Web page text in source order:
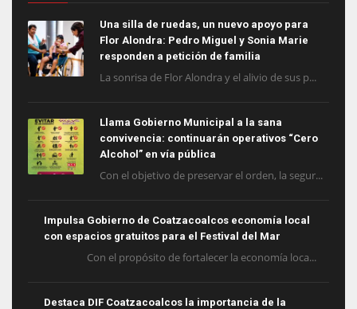
Una silla de ruedas, un nuevo apoyo para
Flor Alondra: Pedro Miguel y Sonia Marie
responden a petición de familia
La sonrisa de Flor Alondra y el alivio de sus p...
Llama Gobierno Municipal a la sana
convivencia: continuarán operativos “Cero
Alcohol” en vía pública
Con el objetivo de preservar el orden, la segur...
Impulsa Gobierno de Coatzacoalcos economía local
con espacios gratuitos para el Festival del Mar
Con el propósito de fortalecer la economía loca...
Destaca DIF Coatzacoalcos la importancia de la